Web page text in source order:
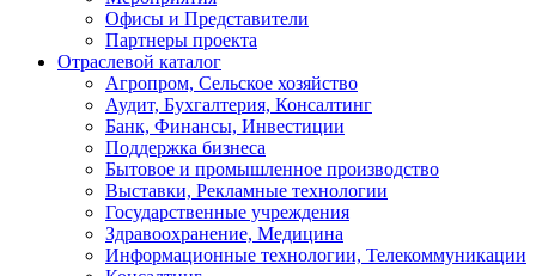
Офисы и Представители
Партнеры проекта
Отраслевой каталог
Агропром, Сельское хозяйство
Аудит, Бухгалтерия, Консалтинг
Банк, Финансы, Инвестиции
Поддержка бизнеса
Бытовое и промышленное производство
Выставки, Рекламные технологии
Государственные учреждения
Здравоохранение, Медицина
Информационные технологии, Телекоммуникации